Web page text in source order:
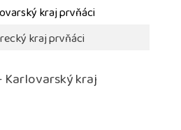
kraj prvňáci
kraj prvňáci
kraj